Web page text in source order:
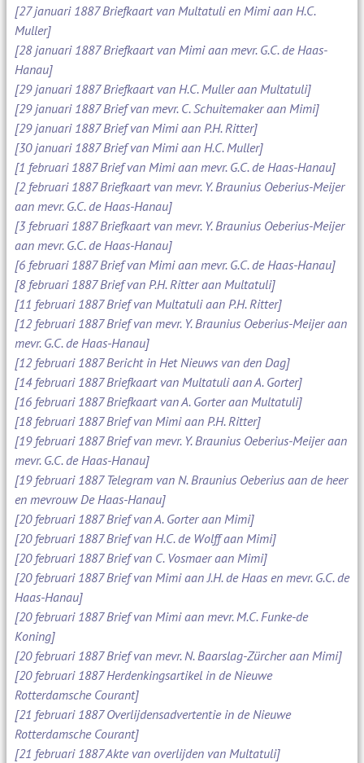
[27 januari 1887 Briefkaart van Multatuli en Mimi aan H.C.
Muller]
[28 januari 1887 Briefkaart van Mimi aan mevr. G.C. de Haas-
Hanau]
[29 januari 1887 Briefkaart van H.C. Muller aan Multatuli]
[29 januari 1887 Brief van mevr. C. Schuitemaker aan Mimi]
[29 januari 1887 Brief van Mimi aan P.H. Ritter]
[30 januari 1887 Brief van Mimi aan H.C. Muller]
[1 februari 1887 Brief van Mimi aan mevr. G.C. de Haas-Hanau]
[2 februari 1887 Briefkaart van mevr. Y. Braunius Oeberius-Meijer
aan mevr. G.C. de Haas-Hanau]
[3 februari 1887 Briefkaart van mevr. Y. Braunius Oeberius-Meijer
aan mevr. G.C. de Haas-Hanau]
[6 februari 1887 Brief van Mimi aan mevr. G.C. de Haas-Hanau]
[8 februari 1887 Brief van P.H. Ritter aan Multatuli]
[11 februari 1887 Brief van Multatuli aan P.H. Ritter]
[12 februari 1887 Brief van mevr. Y. Braunius Oeberius-Meijer aan
mevr. G.C. de Haas-Hanau]
[12 februari 1887 Bericht in Het Nieuws van den Dag]
[14 februari 1887 Briefkaart van Multatuli aan A. Gorter]
[16 februari 1887 Briefkaart van A. Gorter aan Multatuli]
[18 februari 1887 Brief van Mimi aan P.H. Ritter]
[19 februari 1887 Brief van mevr. Y. Braunius Oeberius-Meijer aan
mevr. G.C. de Haas-Hanau]
[19 februari 1887 Telegram van N. Braunius Oeberius aan de heer
en mevrouw De Haas-Hanau]
[20 februari 1887 Brief van A. Gorter aan Mimi]
[20 februari 1887 Brief van H.C. de Wolff aan Mimi]
[20 februari 1887 Brief van C. Vosmaer aan Mimi]
[20 februari 1887 Brief van Mimi aan J.H. de Haas en mevr. G.C. de
Haas-Hanau]
[20 februari 1887 Brief van Mimi aan mevr. M.C. Funke-de
Koning]
[20 februari 1887 Brief van mevr. N. Baarslag-Zürcher aan Mimi]
[20 februari 1887 Herdenkingsartikel in de Nieuwe
Rotterdamsche Courant]
[21 februari 1887 Overlijdensadvertentie in de Nieuwe
Rotterdamsche Courant]
[21 februari 1887 Akte van overlijden van Multatuli]